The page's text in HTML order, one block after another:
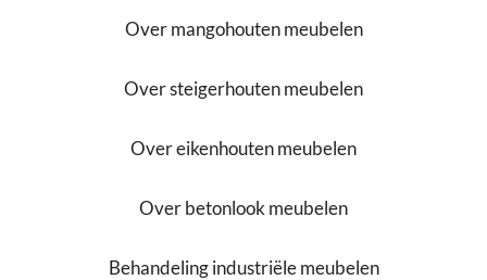
Over mangohouten meubelen
Over steigerhouten meubelen
Over eikenhouten meubelen
Over betonlook meubelen
Behandeling industriële meubelen